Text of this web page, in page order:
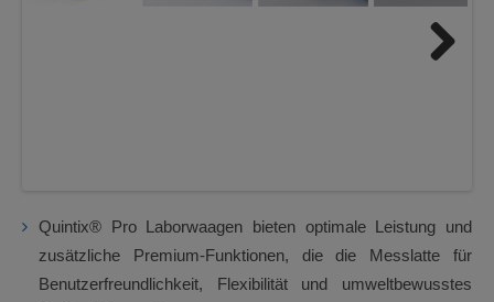
Quintix® Pro Laborwaagen bieten optimale Leistung und
zusätzliche Premium-Funktionen, die die Messlatte für
Benutzerfreundlichkeit, Flexibilität und umweltbewusstes